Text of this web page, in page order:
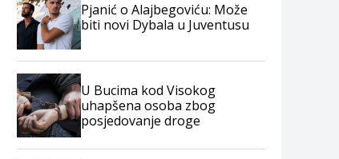
Pjanić o Alajbegoviću: Može
biti novi Dybala u Juventusu
U Bucima kod Visokog
uhapšena osoba zbog
posjedovanje droge